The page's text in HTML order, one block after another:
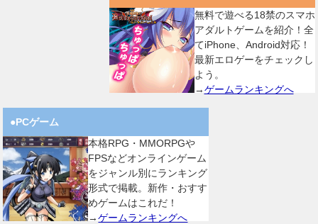
無料で遊べる18禁のスマホ
アダルトゲームを紹介！全
てiPhone、Android対応！
最新エロゲーをチェックし
よう。
→ゲームランキングへ
●PCゲーム
本格RPG・MMORPGや
FPSなどオンラインゲーム
をジャンル別にランキング
形式で掲載。新作・おすす
めゲームはこれだ！
→ゲームランキングへ